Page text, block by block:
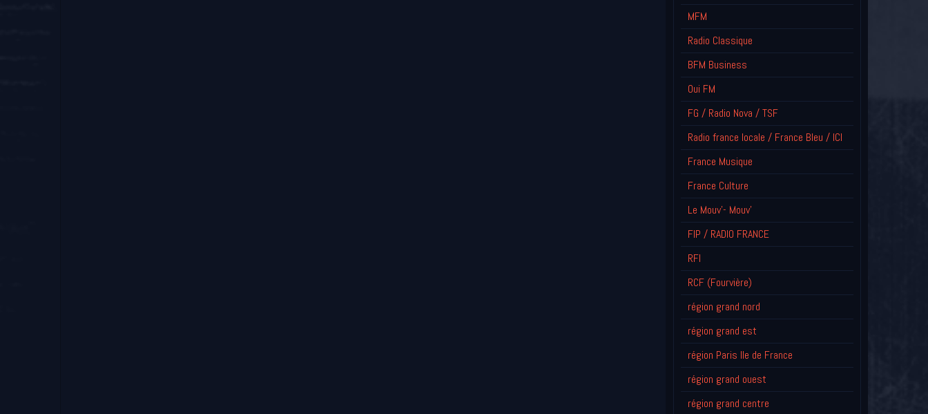
MFM
Radio Classique
BFM Business
Oui FM
FG / Radio Nova / TSF
Radio france locale / France Bleu / ICI
France Musique
France Culture
Le Mouv'- Mouv'
FIP / RADIO FRANCE
RFI
RCF (Fourvière)
région grand nord
région grand est
région Paris Ile de France
région grand ouest
région grand centre